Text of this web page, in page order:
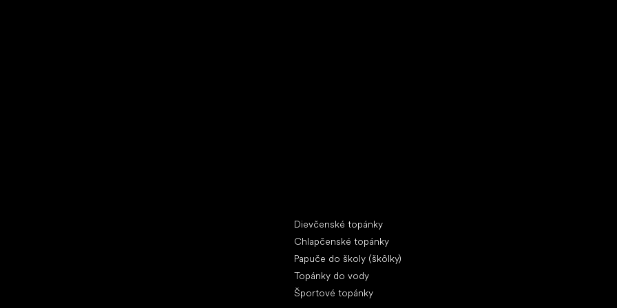
Dievčenské topánky
Chlapčenské topánky
Papuče do školy (škôlky)
Topánky do vody
Športové topánky